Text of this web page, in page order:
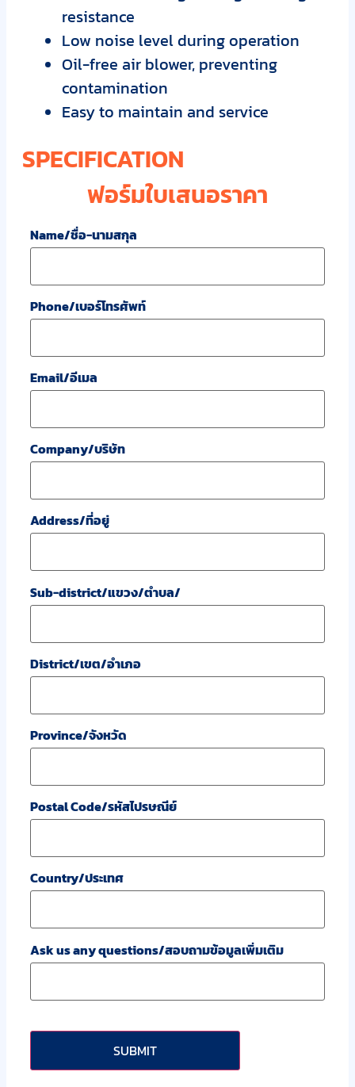
resistance
Low noise level during operation
Oil-free air blower, preventing
contamination
Easy to maintain and service
SPECIFICATION
ฟอร์มใบเสนอราคา
Name/ชื่อ-นามสกุล
Phone/เบอร์โทรศัพท์
Email/อีเมล
Company/บริษัท
Address/ที่อยู่
Sub-district/แขวง/ตำบล/
District/เขต/อำเภอ
Province/จังหวัด
Postal Code/รหัสไปรษณีย์
Country/ประเทศ
Ask us any questions/สอบถามข้อมูลเพิ่มเติม